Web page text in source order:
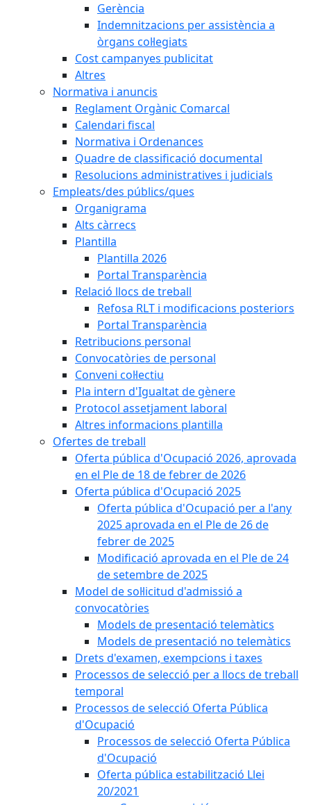
Gerència
Indemnitzacions per assistència a
òrgans col·legiats
Cost campanyes publicitat
Altres
Normativa i anuncis
Reglament Orgànic Comarcal
Calendari fiscal
Normativa i Ordenances
Quadre de classificació documental
Resolucions administratives i judicials
Empleats/des públics/ques
Organigrama
Alts càrrecs
Plantilla
Plantilla 2026
Portal Transparència
Relació llocs de treball
Refosa RLT i modificacions posteriors
Portal Transparència
Retribucions personal
Convocatòries de personal
Conveni col·lectiu
Pla intern d'Igualtat de gènere
Protocol assetjament laboral
Altres informacions plantilla
Ofertes de treball
Oferta pública d'Ocupació 2026, aprovada
en el Ple de 18 de febrer de 2026
Oferta pública d'Ocupació 2025
Oferta pública d'Ocupació per a l'any
2025 aprovada en el Ple de 26 de
febrer de 2025
Modificació aprovada en el Ple de 24
de setembre de 2025
Model de sol·licitud d'admissió a
convocatòries
Models de presentació telemàtics
Models de presentació no telemàtics
Drets d'examen, exempcions i taxes
Processos de selecció per a llocs de treball
temporal
Processos de selecció Oferta Pública
d'Ocupació
Processos de selecció Oferta Pública
d'Ocupació
Oferta pública estabilització Llei
20/2021